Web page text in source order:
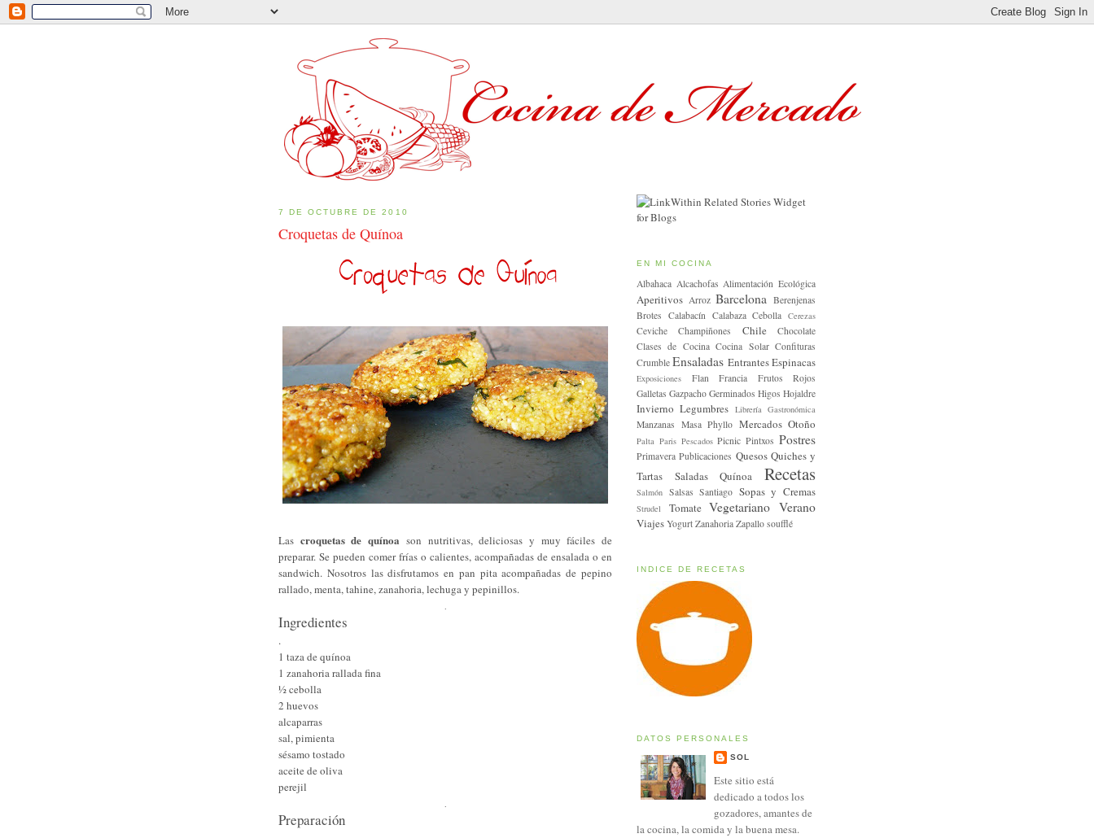
7 DE OCTUBRE DE 2010
Croquetas de Quínoa
Las croquetas de quínoa son nutritivas, deliciosas y muy fáciles de
preparar. Se pueden comer frías o calientes, acompañadas de ensalada o en
sandwich. Nosotros las disfrutamos en pan pita acompañadas de pepino
rallado, menta, tahine, zanahoria, lechuga y pepinillos.
Ingredientes
.
1 taza de quínoa
1 zanahoria rallada fina
½ cebolla
2 huevos
alcaparras
sal, pimienta
sésamo tostado
aceite de oliva
perejil
Preparación
EN MI COCINA
Albahaca Alcachofas Alimentación Ecológica
Aperitivos Arroz Barcelona
Berenjenas
Brotes Calabacín Calabaza Cebolla Cerezas
Ceviche Champiñones Chile
Chocolate
Clases de Cocina Cocina Solar Confituras
Crumble Ensaladas EntrantesEspinacas
Exposiciones Flan Francia
Frutos Rojos
Galletas Gazpacho Germinados Higos Hojaldre
Invierno Legumbres Librería Gastronómica
Manzanas Masa Phyllo Mercados Otoño
Palta Paris Pescados Picnic Pintxos Postres
Primavera Publicaciones Quesos Quiches y
Tartas Saladas
Quínoa Recetas
Salmón Salsas Santiago Sopas y Cremas
Strudel Tomate Vegetariano Verano
Viajes Yogurt Zanahoria Zapallo soufflé
INDICE DE RECETAS
DATOS PERSONALES
SOL
Este sitio está
dedicado a todos los
gozadores, amantes de
la cocina, la comida y la buena mesa.